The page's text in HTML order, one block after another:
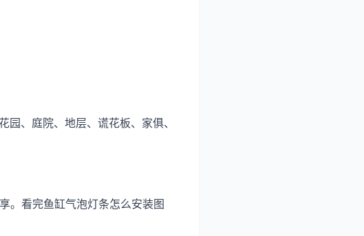
、庭院、地层、谎花板、家俱、
。看完鱼缸气泡灯条怎么安装图